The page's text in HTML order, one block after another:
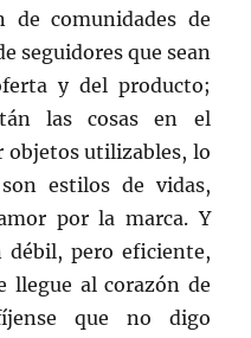
comunidades de
seguidores que sean
y del producto;
las cosas en el
objetos utilizables, lo
estilos de vidas,
por la marca. Y
débil, pero eficiente,
llegue al corazón de
que no digo